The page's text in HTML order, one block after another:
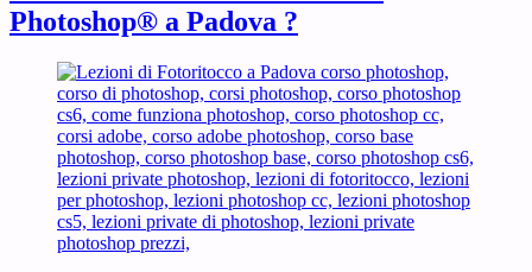
Photoshop® a Padova ?